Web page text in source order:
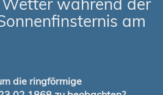
am
die ringförmige